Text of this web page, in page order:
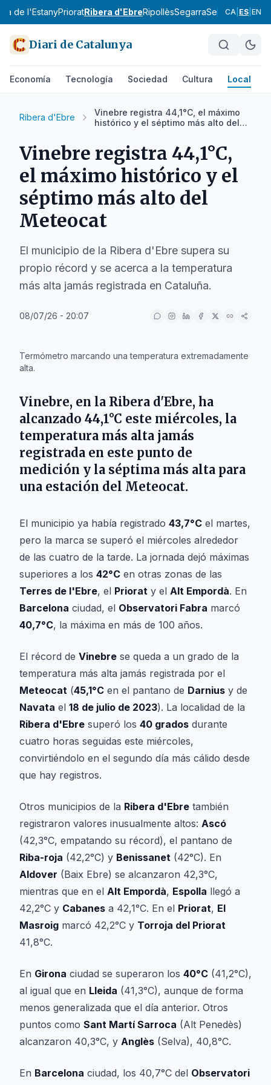
Pla de l'EstanyPrioratRibera d'EbreRipollèsSegarraSegriàSelva
CA ES EN
Diari de Catalunya
Economía Tecnología Sociedad Cultura Local
Ribera d'Ebre
Vinebre registra 44,1°C, el máximo
histórico y el séptimo más alto del
Vinebre registra 44,1°C,
el máximo histórico y el
séptimo más alto del
Meteocat
El municipio de la Ribera d'Ebre supera su
propio récord y se acerca a la temperatura
más alta jamás registrada en Cataluña.
08/07/26 - 20:07
Termómetro marcando una temperatura extremadamente
alta.
Vinebre, en la Ribera d'Ebre, ha
alcanzado 44,1°C este miércoles, la
temperatura más alta jamás
registrada en este punto de
medición y la séptima más alta para
una estación del Meteocat.
El municipio ya había registrado 43,7°C el martes,
pero la marca se superó el miércoles alrededor
de las cuatro de la tarde. La jornada dejó máximas
superiores a los 42°C en otras zonas de las
Terres de l'Ebre, el Priorat y el Alt Empordà. En
Barcelona ciudad, el Observatori Fabra marcó
40,7°C, la máxima en más de 100 años.
El récord de Vinebre se queda a un grado de la
temperatura más alta jamás registrada por el
Meteocat (45,1°C en el pantano de Darnius y de
Navata el 18 de julio de 2023). La localidad de la
Ribera d'Ebre superó los 40 grados durante
cuatro horas seguidas este miércoles,
convirtiéndolo en el segundo día más cálido desde
que hay registros.
Otros municipios de la Ribera d'Ebre también
registraron valores inusualmente altos: Ascó
(42,3°C, empatando su récord), el pantano de
Riba-roja (42,2°C) y Benissanet (42°C). En
Aldover (Baix Ebre) se alcanzaron 42,3°C,
mientras que en el Alt Empordà, Espolla llegó a
42,2°C y Cabanes a 42,1°C. En el Priorat, El
Masroig marcó 42,2°C y Torroja del Priorat
41,8°C.
En Girona ciudad se superaron los 40°C (41,2°C),
al igual que en Lleida (41,3°C), aunque de forma
menos generalizada que el día anterior. Otros
puntos como Sant Martí Sarroca (Alt Penedès)
alcanzaron 40,3°C, y Anglès (Selva), 40,8°C.
En Barcelona ciudad, los 40,7°C del Observatori